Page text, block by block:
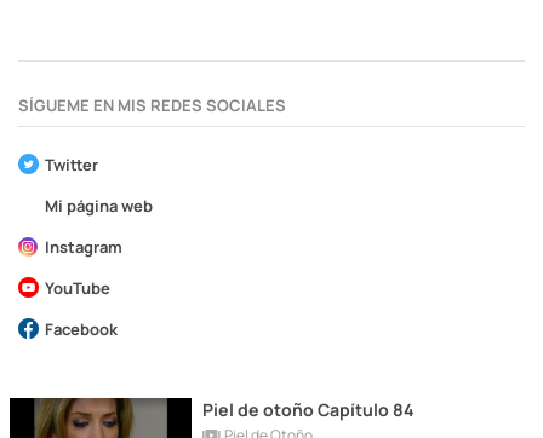
SÍGUEME EN MIS REDES SOCIALES
Twitter
Mi página web
Instagram
YouTube
Facebook
Piel de otoño Capítulo 84